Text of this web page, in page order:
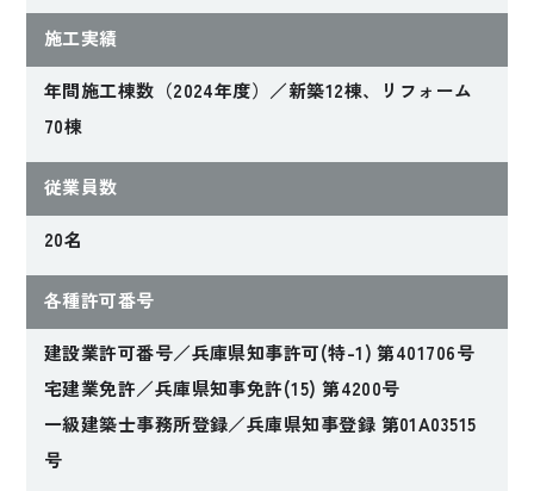
Mさんファミリー
【兵庫県明石市】
【兵庫県神戸市】
2020年完成
子育てを楽しく快適
に暮らすスキップフ
ロアのある家
施工実績
年間施工棟数（2024年度）／新築12棟、リフォーム
70棟
従業員数
20名
各種許可番号
建設業許可番号／兵庫県知事許可(特-1) 第401706号
宅建業免許／兵庫県知事免許(15) 第4200号
一級建築士事務所登録／兵庫県知事登録 第01A03515
号